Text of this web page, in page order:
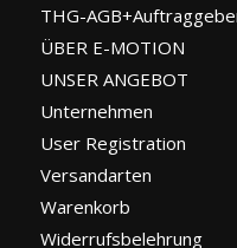
THG-
ÜBER E-MOTION
UNSER ANGEBOT
Unternehmen
User Registration
Versandarten
Warenkorb
Widerrufsbelehrung